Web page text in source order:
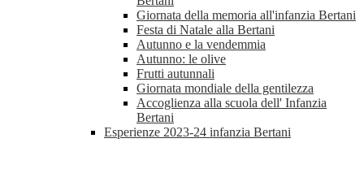
Giornata della memoria all'infanzia Bertani
Festa di Natale alla Bertani
Autunno e la vendemmia
Autunno: le olive
Frutti autunnali
Giornata mondiale della gentilezza
Accoglienza alla scuola dell' Infanzia
Bertani
Esperienze 2023-24 infanzia Bertani